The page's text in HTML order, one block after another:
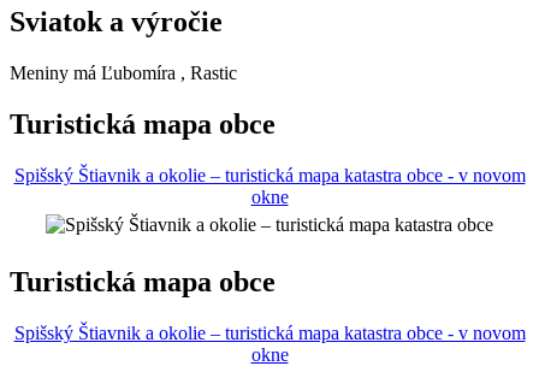
Sviatok a výročie
Meniny má Ľubomíra , Rastic
Turistická mapa obce
Spišský Štiavnik a okolie – turistická mapa katastra obce - v novom
okne
Turistická mapa obce
Spišský Štiavnik a okolie – turistická mapa katastra obce - v novom
okne